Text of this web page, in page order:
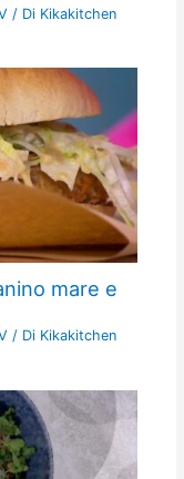
/ Di Kikakitchen
mare e
/ Di Kikakitchen